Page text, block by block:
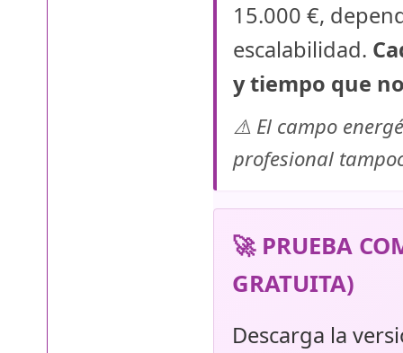
15.000 €,
escalabilidad.
y tiempo que
⚠️ El campo
profesional
🚀 PRUEBA
GRATUITA)
Descarga la